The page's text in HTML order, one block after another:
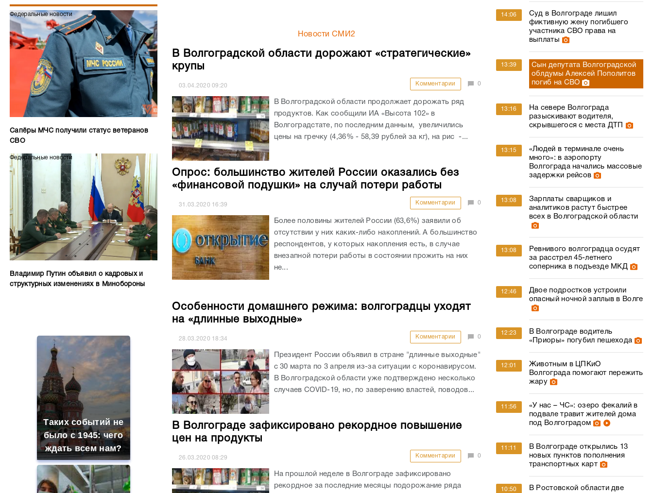
Федеральные новости
Сапёры МЧС получили статус ветеранов
СВО
Федеральные новости
Владимир Путин объявил о кадровых и
структурных изменениях в Минобороны
Таких событий не
было с 1945: чего
ждать всем нам?
Новости СМИ2
В Волгоградской области дорожают «стратегические»
крупы
03.04.202009:20 Комментарии 0
В Волгоградской области продолжает дорожать ряд
продуктов. Как сообщили ИА «Высота 102» в
Волгоградстате, по последним данным, увеличились
цены на гречку (4,36% - 58,39 рублей за кг), на рис -...
Опрос: большинство жителей России оказались без
«финансовой подушки» на случай потери работы
31.03.2020 16:39 Комментарии 0
Более половины жителей России (63,6%) заявили об
отсутствии у них каких-либо накоплений. А большинство
респондентов, у которых накопления есть, в случае
внезапной потери работы в состоянии прожить на них
не...
Особенности домашнего режима: волгоградцы уходят
на «длинные выходные»
28.03.2020 18:34 Комментарии 0
Президент России объявил в стране "длинные выходные"
с 30 марта по 3 апреля из-за ситуации с коронавирусом.
В Волгоградской области уже подтверждено несколько
случаев COVID-19, но, по заверению властей, поводов...
В Волгограде зафиксировано рекордное повышение
цен на продукты
26.03.202008:29 Комментарии 0
На прошлой неделе в Волгограде зафиксировано
рекордное за последние месяцы подорожание ряда
14:06
Суд в Волгограде лишил
фиктивную жену погибшего
участника СВО права на
выплаты
13:39
Сын депутата Волгоградской
облдумы Алексей Пополитов
погиб на СВО
13:16
На севере Волгограда
разыскивают водителя,
скрывшегося с места ДТП
13:15
«Людей в терминале очень
много»: в аэропорту
Волгограда начались массовые
задержки рейсов
13:08
Зарплаты сварщиков и
аналитиков растут быстрее
всех в Волгоградской области
13:08
Ревнивого волгоградца осудят
за расстрел 45-летнего
соперника в подъезде МКД
12:46
Двое подростков устроили
опасный ночной заплыв в Волге
12:23
В Волгограде водитель
«Приоры» погубил пешехода
12:01
Животным в ЦПКиО
Волгограда помогают пережить
жару
11:56
«У нас – ЧС»: озеро фекалий в
подвале травит жителей дома
под Волгоградом
11:11
В Волгограде открылись 13
новых пунктов пополнения
транспортных карт
10:50
В Ростовской области две